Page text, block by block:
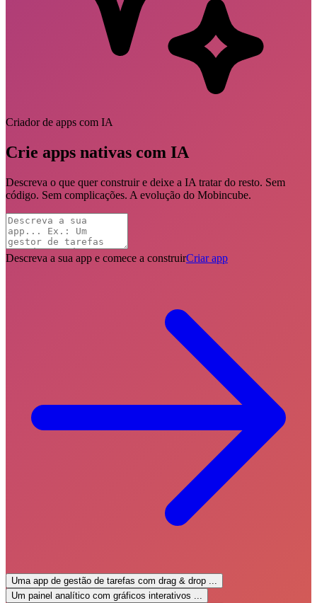
Criador de apps com IA
Crie apps nativas com IA
Descreva o que quer construir e deixe a IA tratar do resto. Sem
código. Sem complicações. A evolução do Mobincube.
Descreva a sua app e comece a construirCriar app
Uma app de gestão de tarefas com drag & drop ...
Um painel analítico com gráficos interativos ...